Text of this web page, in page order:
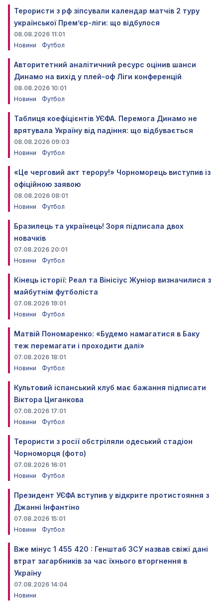
Терористи з рф зіпсували календар матчів 2 туру
української Прем’єр-ліги: що відбулося
08.08.2026 11:01
Новини
Футбол
Авторитетний аналітичний ресурс оцінив шанси
Динамо на вихід у плей-оф Ліги конференцій
08.08.2026 10:01
Новини
Футбол
Таблиця коефіцієнтів УЄФА. Перемога Динамо не
врятувала Україну від падіння: що відбувається
08.08.2026 09:03
Новини
Футбол
«Це черговий акт терору!» Чорноморець виступив із
офіційною заявою
08.08.2026 08:01
Новини
Футбол
Бразилець та українець! Зоря підписала двох
новачків
07.08.2026 20:01
Новини
Футбол
Кінець історії: Реал та Вінісіус Жуніор визначилися з
майбутнім футболіста
07.08.2026 19:01
Новини
Футбол
Матвій Пономаренко: «Будемо намагатися в Баку
теж перемагати і проходити далі»
07.08.2026 18:01
Новини
Футбол
Культовий іспанський клуб має бажання підписати
Віктора Циганкова
07.08.2026 17:01
Новини
Футбол
Терористи з росії обстріляли одеський стадіон
Чорноморця (фото)
07.08.2026 16:01
Новини
Футбол
Президент УЄФА вступив у відкрите протистояння з
Джанні Інфантіно
07.08.2026 15:01
Новини
Футбол
Вже мінус 1 455 420 : Генштаб ЗСУ назвав свіжі дані
втрат загарбників за час їхнього вторгнення в
Україну
07.08.2026 14:04
Новини